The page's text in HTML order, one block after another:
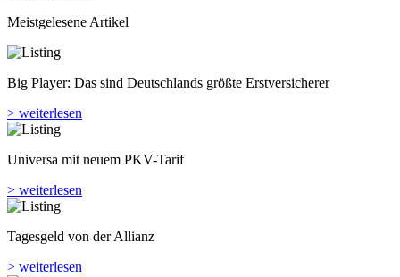
Meistgelesene Artikel
Big Player: Das sind Deutschlands größte Erstversicherer
> weiterlesen
Universa mit neuem PKV-Tarif
> weiterlesen
Tagesgeld von der Allianz
> weiterlesen